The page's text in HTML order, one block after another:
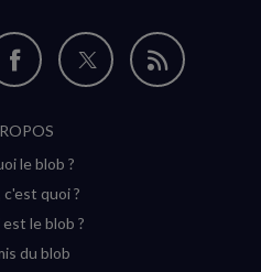
Nous
sur
Facebook
(nouvelle
Nous
Flux
le blob ?
c'est quoi ?
le blob ?
du blob